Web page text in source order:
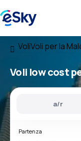
VoliVoli per la
Voli low cost
a/r
Partenza